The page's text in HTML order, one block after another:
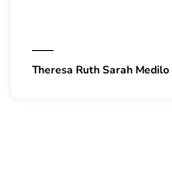
Theresa Ruth Sarah Medilo